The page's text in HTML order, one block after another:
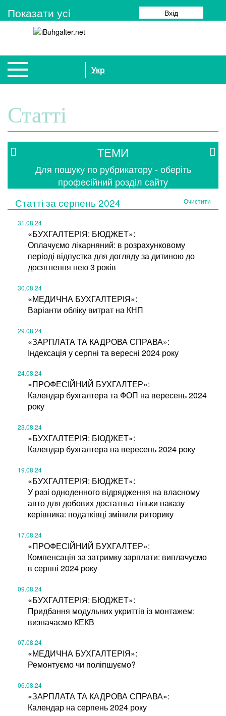
Показати усi Вхід
Укр
Статті
ТЕМИ
Для пошуку по рубрикатору - оберіть
професійний розділ сайту
Статті за серпень 2024 Очистити
31.08.24
«БУХГАЛТЕРІЯ: БЮДЖЕТ»:
Оплачуємо лікарняний: в розрахунковому
періоді відпустка для догляду за дитиною до
досягнення нею 3 років
30.08.24
«МЕДИЧНА БУХГАЛТЕРІЯ»:
Варіанти обліку витрат на КНП
29.08.24
«ЗАРПЛАТА ТА КАДРОВА СПРАВА»:
Індексація у серпні та вересні 2024 року
24.08.24
«ПРОФЕСІЙНИЙ БУХГАЛТЕР»:
Календар бухгалтера та ФОП на вересень 2024
року
23.08.24
«БУХГАЛТЕРІЯ: БЮДЖЕТ»:
Календар бухгалтера на вересень 2024 року
19.08.24
«БУХГАЛТЕРІЯ: БЮДЖЕТ»:
У разі одноденного відрядження на власному
авто для добових достатньо тільки наказу
керівника: податківці змінили риторику
17.08.24
«ПРОФЕСІЙНИЙ БУХГАЛТЕР»:
Компенсація за затримку зарплати: виплачуємо
в серпні 2024 року
09.08.24
«БУХГАЛТЕРІЯ: БЮДЖЕТ»:
Придбання модульних укриттів із монтажем:
визначаємо КЕКВ
07.08.24
«МЕДИЧНА БУХГАЛТЕРІЯ»:
Ремонтуємо чи поліпшуємо?
06.08.24
«ЗАРПЛАТА ТА КАДРОВА СПРАВА»:
Календар на серпень 2024 року